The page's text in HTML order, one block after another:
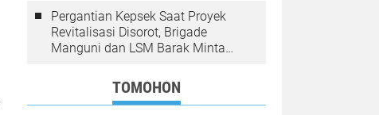
Rakyat
Pergantian Kepsek Saat Proyek
Revitalisasi Disorot, Brigade
Manguni dan LSM Barak Minta
TOMOHON